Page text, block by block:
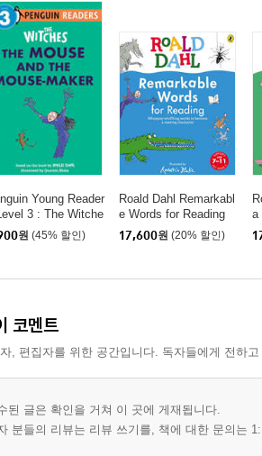
Young Reader
3 : The Witche
Mouse and the
Maker
원 (45% 할인)
Roald Dahl Remarkabl
e Words for Reading
17,600원 (20% 할인)
a
g
코멘트
, 편집자를 위한 공간입니다. 독자들에게 전하
된 글은 확인을 거쳐 이 곳에 게재됩니다.
분들의 리뷰는 리뷰 쓰기를, 책에 대한 문의는